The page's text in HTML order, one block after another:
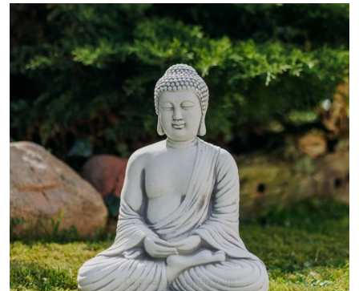
Doppelt antippen zum